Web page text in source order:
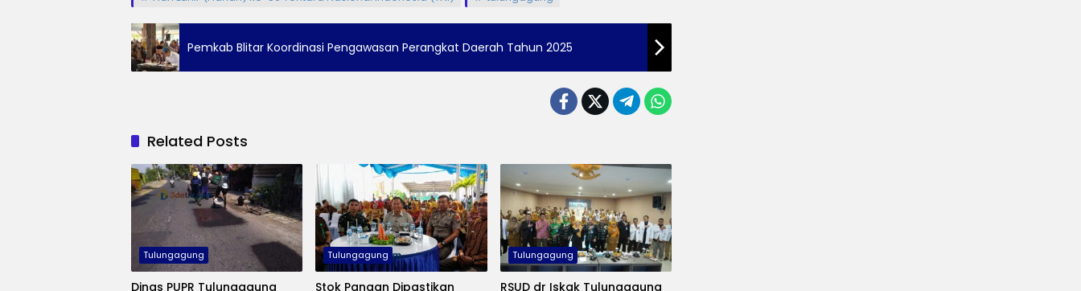
Pemkab Blitar Koordinasi Pengawasan Perangkat Daerah Tahun 2025
Related Posts
Tulungagung
Dinas PUPR Tulungagung
Tulungagung
Stok Pangan Dipastikan
Tulungagung
RSUD dr Iskak Tulungagung